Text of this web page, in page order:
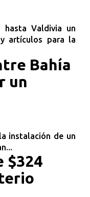
hasta Valdivia un
artículos para la
Bahía
un
instalación de un
$324